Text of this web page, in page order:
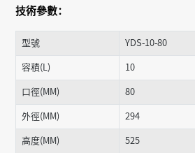
技術參數：
型號 YDS-10-80
容積(L) 10
口徑(MM) 80
外徑(MM) 294
高度(MM) 525